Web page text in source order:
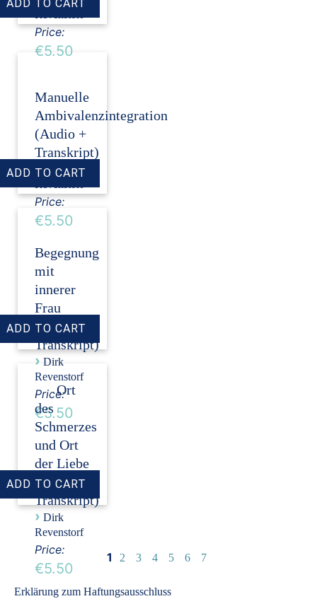
Price:
€5.50
Manuelle
Ambivalenzintegration
(Audio +
Transkript)
› Dirk
Price:
€5.50
Begegnung
mit
innerer
Frau
(Audio +
Transkript)
› Dirk
Revenstorf
Price:
€5.50
Ort
des
Schmerzes
und Ort
der Liebe
(Audio +
Transkript)
› Dirk
Revenstorf
Price:
€5.50
1 2 3 4 5 6 7
Erklärung zum Haftungsausschluss